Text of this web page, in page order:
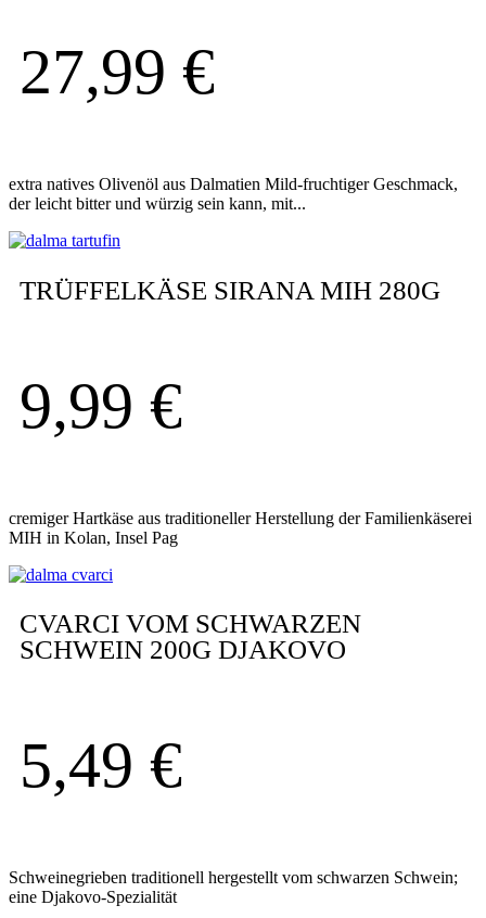
27,99 €
extra natives Olivenöl aus Dalmatien Mild-fruchtiger Geschmack,
der leicht bitter und würzig sein kann, mit...
TRÜFFELKÄSE SIRANA MIH 280G
9,99 €
cremiger Hartkäse aus traditioneller Herstellung der Familienkäserei
MIH in Kolan, Insel Pag
CVARCI VOM SCHWARZEN
SCHWEIN 200G DJAKOVO
5,49 €
Schweinegrieben traditionell hergestellt vom schwarzen Schwein;
eine Djakovo-Spezialität